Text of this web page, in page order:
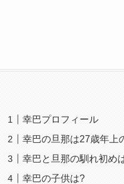
幸巴プロフィール
幸巴の旦那は27歳年上
幸巴と旦那の馴れ初め
幸巴の子供は?